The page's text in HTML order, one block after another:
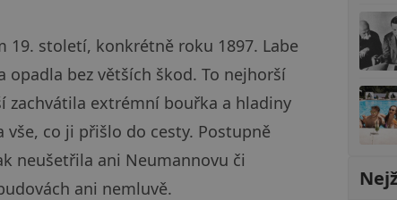
19. století, konkrétně roku 1897. Labe
opadla bez větších škod. To nejhorší
zachvátila extrémní bouřka a hladiny
co ji přišlo do cesty. Postupně
neušetřila ani Neumannovu či
ani nemluvě.